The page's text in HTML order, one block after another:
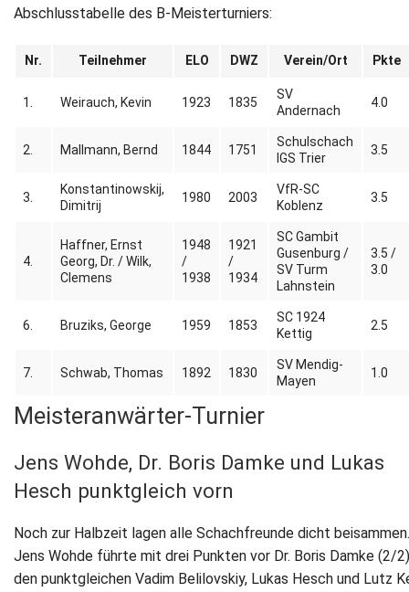
Abschlusstabelle des B-Meisterturniers:
Nr. Teilnehmer ELO DWZ Verein/Ort Pkte
1. Weirauch, Kevin 1923 1835
SV
Andernach
4.0
2. Mallmann, Bernd 1844 1751
Schulschach
IGS Trier
3.5
3.
Konstantinowskij,
Dimitrij
1980 2003
VfR-SC
Koblenz
3.5
4.
Haffner, Ernst
Georg, Dr. / Wilk,
Clemens
1948
/
1938
1921
/
1934
SC Gambit
Gusenburg /
SV Turm
Lahnstein
3.5 /
3.0
6. Bruziks, George 1959 1853
SC 1924
Kettig
2.5
7. Schwab, Thomas 1892 1830
SV Mendig-
Mayen
1.0
Meisteranwärter-Turnier
Jens Wohde, Dr. Boris Damke und Lukas
Hesch punktgleich vorn
Noch zur Halbzeit lagen alle Schachfreunde dicht beisammen.
Jens Wohde führte mit drei Punkten vor Dr. Boris Damke (2/
den punktgleichen Vadim Belilovskiy, Lukas Hesch und Lutz